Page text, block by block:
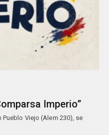
Imperio”
Pueblo Viejo (Alem 230), se